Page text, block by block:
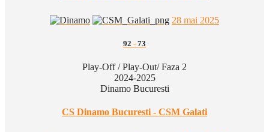
28 mai 2025
92 - 73
Play-Off / Play-Out/ Faza 2
2024-2025
Dinamo Bucuresti
CS Dinamo Bucuresti - CSM Galati